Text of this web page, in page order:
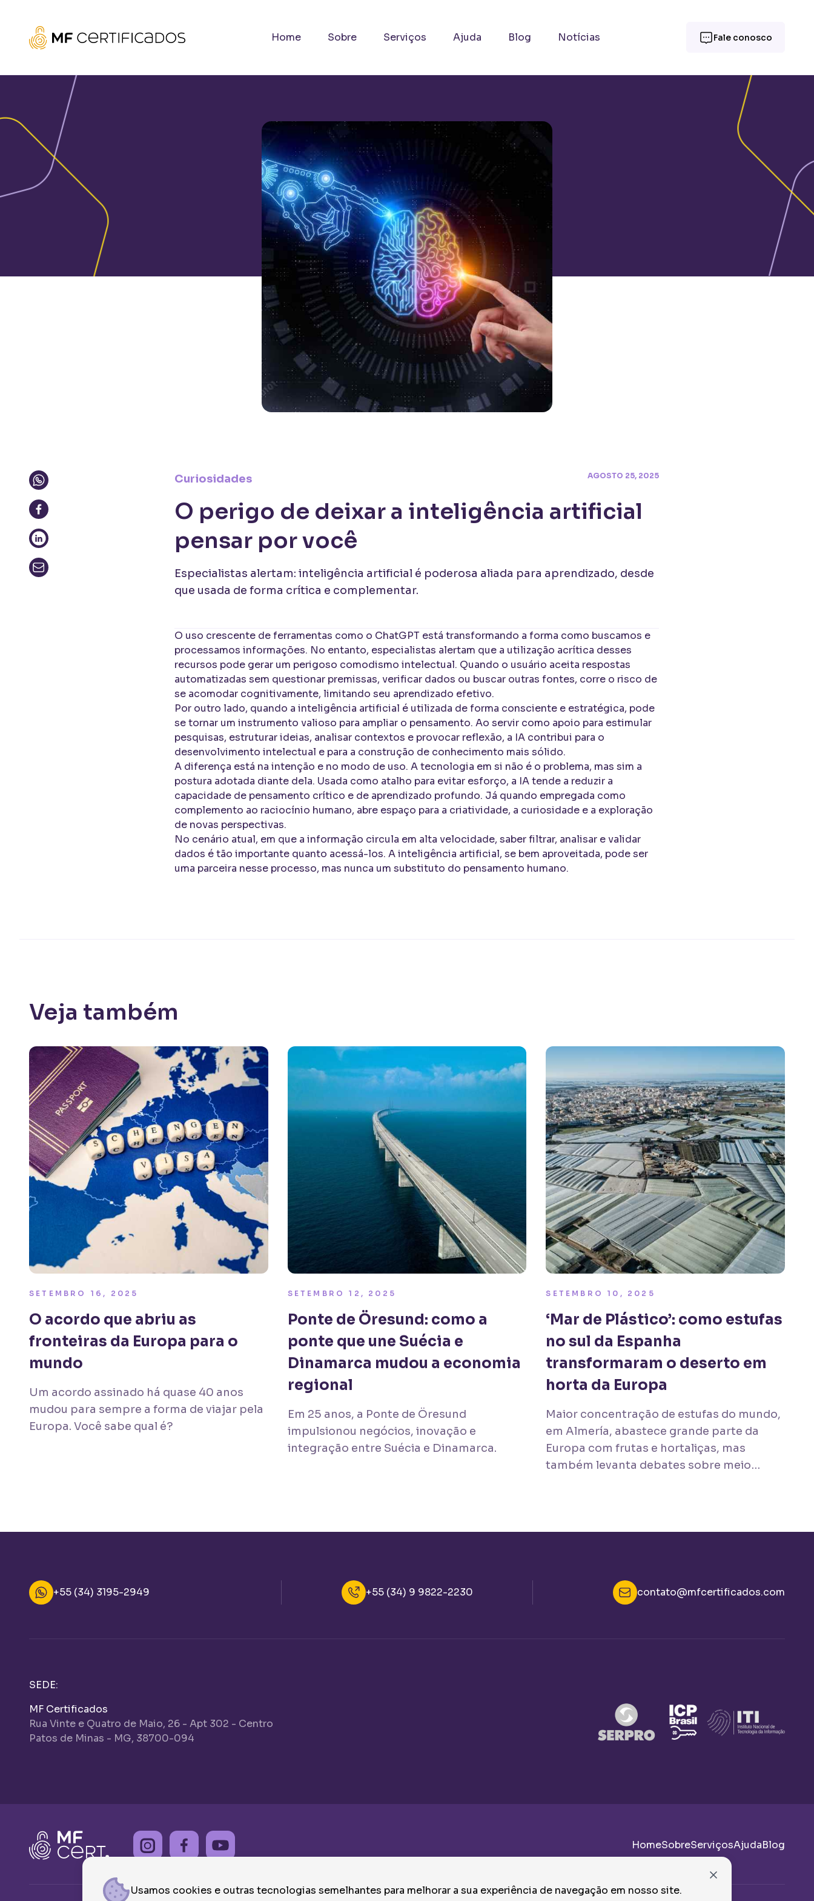
Home Sobre Serviços Ajuda Blog Notícias Fale conosco
Curiosidades AGOSTO 25, 2025
O perigo de deixar a inteligência artificial
pensar por você
Especialistas alertam: inteligência artificial é poderosa aliada para aprendizado, desde
que usada de forma crítica e complementar.
O uso crescente de ferramentas como o ChatGPT está transformando a forma como buscamos e
processamos informações. No entanto, especialistas alertam que a utilização acrítica desses
recursos pode gerar um perigoso comodismo intelectual. Quando o usuário aceita respostas
automatizadas sem questionar premissas, verificar dados ou buscar outras fontes, corre o risco de
se acomodar cognitivamente, limitando seu aprendizado efetivo.
Por outro lado, quando a inteligência artificial é utilizada de forma consciente e estratégica, pode
se tornar um instrumento valioso para ampliar o pensamento. Ao servir como apoio para estimular
pesquisas, estruturar ideias, analisar contextos e provocar reflexão, a IA contribui para o
desenvolvimento intelectual e para a construção de conhecimento mais sólido.
A diferença está na intenção e no modo de uso. A tecnologia em si não é o problema, mas sim a
postura adotada diante dela. Usada como atalho para evitar esforço, a IA tende a reduzir a
capacidade de pensamento crítico e de aprendizado profundo. Já quando empregada como
complemento ao raciocínio humano, abre espaço para a criatividade, a curiosidade e a exploração
de novas perspectivas.
No cenário atual, em que a informação circula em alta velocidade, saber filtrar, analisar e validar
dados é tão importante quanto acessá-los. A inteligência artificial, se bem aproveitada, pode ser
uma parceira nesse processo, mas nunca um substituto do pensamento humano.
Veja também
SETEMBRO 16, 2025
O acordo que abriu as
fronteiras da Europa para o
mundo
Um acordo assinado há quase 40 anos
mudou para sempre a forma de viajar pela
Europa. Você sabe qual é?
SETEMBRO 12, 2025
Ponte de Öresund: como a
ponte que une Suécia e
Dinamarca mudou a economia
regional
Em 25 anos, a Ponte de Öresund
impulsionou negócios, inovação e
integração entre Suécia e Dinamarca.
SETEMBRO 10, 2025
‘Mar de Plástico’: como estufas
no sul da Espanha
transformaram o deserto em
horta da Europa
Maior concentração de estufas do mundo,
em Almería, abastece grande parte da
Europa com frutas e hortaliças, mas
também levanta debates sobre meio
Usamos cookies e outras tecnologias semelhantes para melhorar a sua experiência de navegação em nosso site.
+55 (34) 3195-2949 +55 (34) 9 9822-2230 contato@mfcertificados.com
SEDE:
MF Certificados
Rua Vinte e Quatro de Maio, 26 - Apt 302 - Centro
Patos de Minas - MG, 38700-094
HomeSobreServiçosAjudaBlog